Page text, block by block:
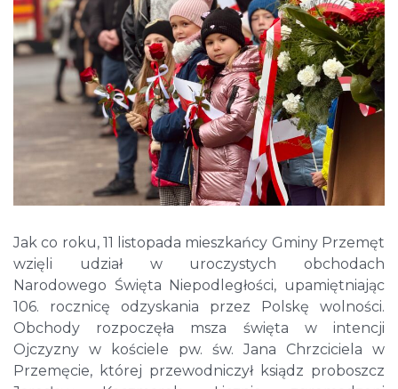
Jak co roku, 11 listopada mieszkańcy Gminy Przemęt
wzięli udział w uroczystych obchodach
Narodowego Święta Niepodległości, upamiętniając
106. rocznicę odzyskania przez Polskę wolności.
Obchody rozpoczęła msza święta w intencji
Ojczyzny w kościele pw. św. Jana Chrzciciela w
Przemęcie, której przewodniczył ksiądz proboszcz